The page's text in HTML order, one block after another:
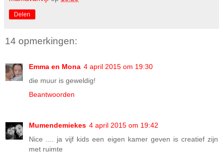
Delen
14 opmerkingen:
Emma en Mona 4 april 2015 om 19:30
die muur is geweldig!
Beantwoorden
Mumendemiekes 4 april 2015 om 19:42
Nice .... ja vijf kids een eigen kamer geven is creatief zijn
met ruimte